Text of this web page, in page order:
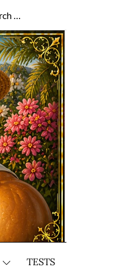
TESTS